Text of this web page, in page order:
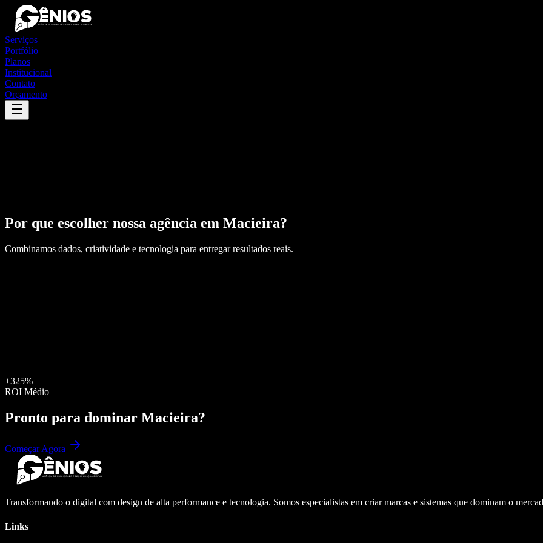
Serviços
Portfólio
Planos
Institucional
Contato
Orçamento
Por que escolher nossa agência em Macieira?
Combinamos dados, criatividade e tecnologia para entregar resultados reais.
+325%
ROI Médio
Pronto para dominar Macieira?
Começar Agora
Transformando o digital com design de alta performance e tecnologia. Somos especialistas em criar marcas e sistemas que dominam o
Links